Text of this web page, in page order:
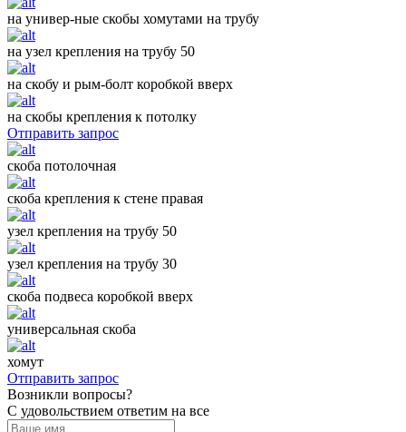
на универ-ные скобы хомутами на трубу
на узел крепления на трубу 50
на скобу и рым-болт коробкой вверх
на скобы крепления к потолку
Отправить запрос
скоба потолочная
скоба крепления к стене правая
узел крепления на трубу 50
узел крепления на трубу 30
скоба подвеса коробкой вверх
универсальная скоба
хомут
Отправить запрос
Возникли вопросы?
С удовольствием ответим на все